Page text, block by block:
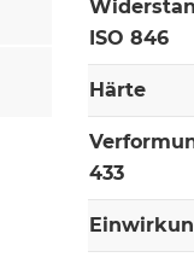
ISO 846
Härte
433